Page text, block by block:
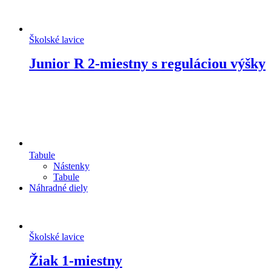
Tabule
Nástenky
Tabule
Náhradné diely
Školské lavice
Junior R 2-miestny s reguláciou výšky
Školské lavice
Žiak 1-miestny